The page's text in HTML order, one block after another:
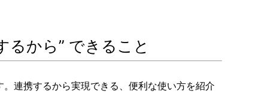
るから” できること
連携するから実現できる、便利な使い方を紹介